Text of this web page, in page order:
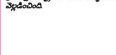
వెల్లడించింది.